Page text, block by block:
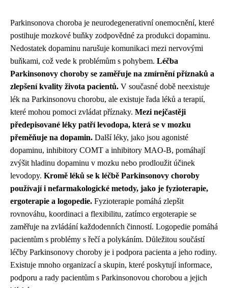
Parkinsonova choroba je neurodegenerativní onemocnění, které
postihuje mozkové buňky zodpovědné za produkci dopaminu.
Nedostatek dopaminu narušuje komunikaci mezi nervovými
buňkami, což vede k problémům s pohybem. Léčba
Parkinsonovy choroby se zaměřuje na zmírnění příznaků a
zlepšení kvality života pacientů. V současné době neexistuje
lék na Parkinsonovu chorobu, ale existuje řada léků a terapií,
které mohou pomoci zvládat příznaky. Mezi nejčastěji
předepisované léky patří levodopa, která se v mozku
přeměňuje na dopamin. Další léky, jako jsou agonisté
dopaminu, inhibitory COMT a inhibitory MAO-B, pomáhají
zvýšit hladinu dopaminu v mozku nebo prodloužit účinek
levodopy. Kromě léků se k léčbě Parkinsonovy choroby
používají i nefarmakologické metody, jako je fyzioterapie,
ergoterapie a logopedie. Fyzioterapie pomáhá zlepšit
rovnováhu, koordinaci a flexibilitu, zatímco ergoterapie se
zaměřuje na zvládání každodenních činností. Logopedie pomáhá
pacientům s problémy s řečí a polykáním. Důležitou součástí
léčby Parkinsonovy choroby je i podpora pacienta a jeho rodiny.
Existuje mnoho organizací a skupin, které poskytují informace,
podporu a rady pacientům s Parkinsonovou chorobou a jejich